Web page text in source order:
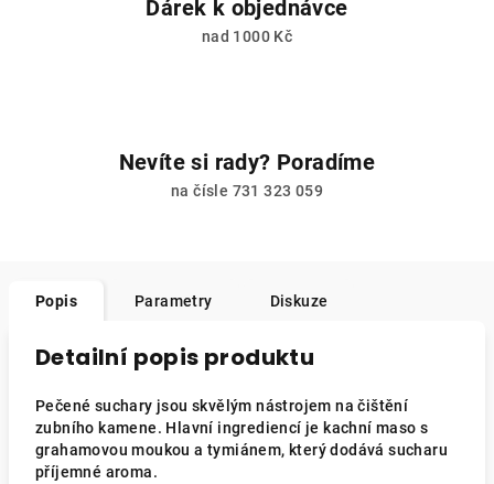
Dárek k objednávce
nad 1000 Kč
Nevíte si rady? Poradíme
na čísle 731 323 059
Popis Parametry Diskuze
Detailní popis produktu
Pečené suchary jsou skvělým nástrojem na čištění
zubního kamene. Hlavní ingrediencí je kachní maso s
grahamovou moukou a tymiánem, který dodává sucharu
příjemné aroma.